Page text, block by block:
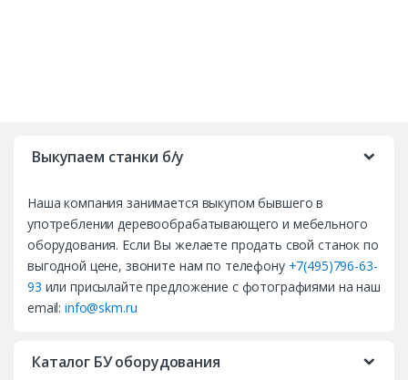
Выкупаем станки б/у
Наша компания занимается выкупом бывшего в
употреблении деревообрабатывающего и мебельного
оборудования. Если Вы желаете продать свой станок по
выгодной цене, звоните нам по телефону +7(495)796-63-
93 или присылайте предложение с фотографиями на наш
email:info@skm.ru
Каталог БУ оборудования